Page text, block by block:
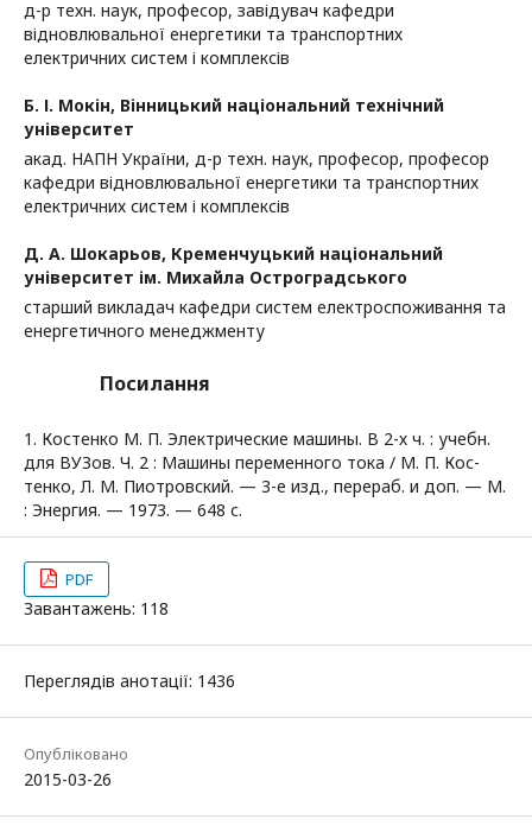
д-р техн. наук, професор, завідувач кафедри
відновлювальної енергетики та транспортних
електричних систем і комплексів
Б. І. Мокін, Вінницький національний технічний
університет
акад. НАПН України, д-р техн. наук, професор, професор
кафедри відновлювальної енергетики та транспортних
електричних систем і комплексів
Д. А. Шокарьов, Кременчуцький національний
університет ім. Михайла Остроградського
старший викладач кафедри систем електроспоживання та
енергетичного менеджменту
Посилання
1. Костенко М. П. Электрические машины. В 2-х ч. : учебн.
для ВУЗов. Ч. 2 : Машины переменного тока / М. П. Кос-
тенко, Л. М. Пиотровский. — 3-е изд., перераб. и доп. — М.
: Энергия. — 1973. — 648 с.
PDF
Завантажень: 118
Переглядів анотації: 1436
Опубліковано
2015-03-26